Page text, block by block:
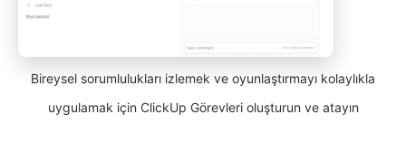
Bireysel sorumlulukları izlemek ve oyunlaştırmayı kolaylıkla
uygulamak için ClickUp Görevleri oluşturun ve atayın